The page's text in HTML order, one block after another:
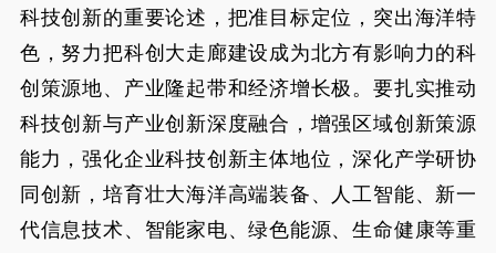
科技创新的重要论述，把准目标定位，突出海洋特
色，努力把科创大走廊建设成为北方有影响力的科
创策源地、产业隆起带和经济增长极。要扎实推动
科技创新与产业创新深度融合，增强区域创新策源
能力，强化企业科技创新主体地位，深化产学研协
同创新，培育壮大海洋高端装备、人工智能、新一
代信息技术、智能家电、绿色能源、生命健康等重